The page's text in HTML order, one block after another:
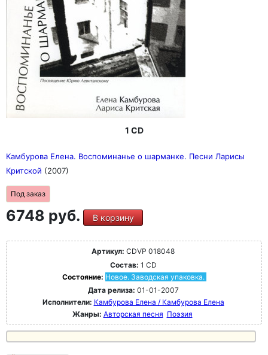
1 CD
Камбурова Елена. Воспоминанье о шарманке. Песни Ларисы
Критской (2007)
Под заказ
6748 руб. В корзину
Артикул: CDVP 018048
Состав: 1 CD
Состояние: Новое. Заводская упаковка.
Дата релиза: 01-01-2007
Исполнители: Камбурова Елена / Камбурова Елена
Жанры: Авторская песня Поэзия